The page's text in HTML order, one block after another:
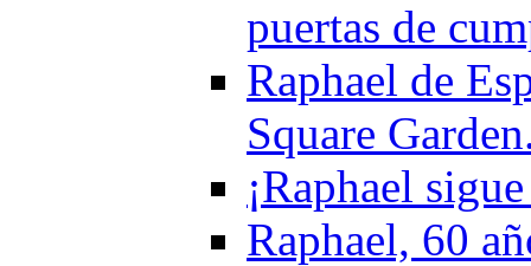
puertas de
Raphael de
Square
¡Raphael
Raphael, 60